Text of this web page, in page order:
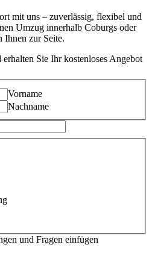
mit uns – zuverlässig, flexibel und
Umzug innerhalb Coburgs oder
Ihnen zur Seite.
Sie Ihr kostenloses Angebot
Vorname
Nachname
und Fragen einfügen